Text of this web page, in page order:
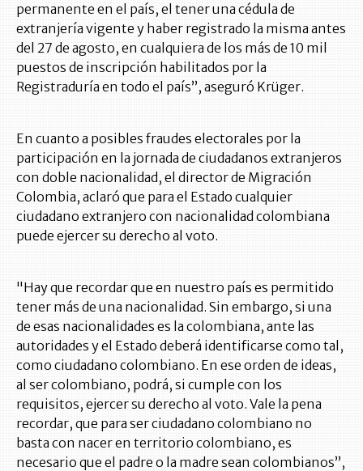
permanente en el país, el tener una cédula de
extranjería vigente y haber registrado la misma antes
del 27 de agosto, en cualquiera de los más de 10 mil
puestos de inscripción habilitados por la
Registraduría en todo el país”, aseguró Krüger.
En cuanto a posibles fraudes electorales por la
participación en la jornada de ciudadanos extranjeros
con doble nacionalidad, el director de Migración
Colombia, aclaró que para el Estado cualquier
ciudadano extranjero con nacionalidad colombiana
puede ejercer su derecho al voto.
"Hay que recordar que en nuestro país es permitido
tener más de una nacionalidad. Sin embargo, si una
de esas nacionalidades es la colombiana, ante las
autoridades y el Estado deberá identificarse como tal,
como ciudadano colombiano. En ese orden de ideas,
al ser colombiano, podrá, si cumple con los
requisitos, ejercer su derecho al voto. Vale la pena
recordar, que para ser ciudadano colombiano no
basta con nacer en territorio colombiano, es
necesario que el padre o la madre sean colombianos”,